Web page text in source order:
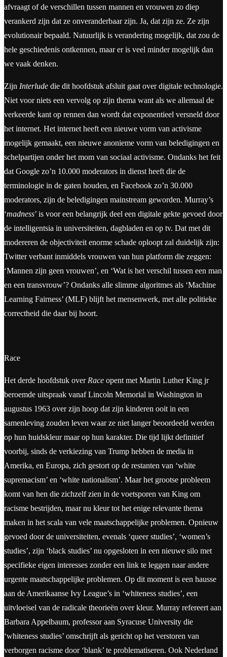
afvraagt of de verschillen tussen mannen en vrouwen zo diep
verankerd zijn dat ze onveranderbaar zijn. Ja, dat zijn ze. Ze zijn
evolutionair bepaald. Natuurlijk is verandering mogelijk, dat zou de
hele geschiedenis ontkennen, maar er is veel minder mogelijk dan
we vaak denken.
Zijn Interlude die dit hoofdstuk afsluit gaat over digitale technologie.
Niet voor niets een vervolg op zijn thema want als we allemaal de
verkeerde kant op rennen dan wordt dat exponentieel versneld door
het internet. Het internet heeft een nieuwe vorm van activisme
mogelijk gemaakt, een nieuwe anonieme vorm van beledigingen en
schelpartijen onder het mom van sociaal activisme. Ondanks het feit
dat Google zo’n 10.000 moderators in dienst heeft die de
terminologie in de gaten houden, en Facebook zo’n 30.000
moderators, zijn de beledigingen mainstream geworden. Murray’s
‘madness’ is voor een belangrijk deel een digitale gekte gevoed door
de intelligentsia in universiteiten, dagbladen en op tv. Dat met dit
modereren de objectiviteit enorme schade oploopt zal duidelijk zijn:
Twitter verbant inmiddels vrouwen van hun platform die zeggen:
‘Mannen zijn geen vrouwen’, en ‘Wat is het verschil tussen een man
en een transvrouw’? Ondanks alle slimme algoritmes als ‘Machine
Learning Fairness’ (MLF) blijft het mensenwerk, met alle politieke
correctheid die daar bij hoort.
Race
Het derde hoofdstuk over Race opent met Martin Luther King jr
beroemde uitspraak vanaf Lincoln Memorial in Washington in
augustus 1963 over zijn hoop dat zijn kinderen ooit in een
samenleving zouden leven waar ze niet langer beoordeeld werden
op hun huidskleur maar op hun karakter. Die tijd lijkt definitief
voorbij, sinds de verkiezing van Trump hebben de media in
Amerika, en Europa, zich gestort op de restanten van ‘white
supremacism’ en ‘white nationalism’. Maar het grootse probleem
komt van hen die zichzelf zien in de voetsporen van King om
racisme bestrijden, maar nu kleur tot het enige relevante thema
maken in het scala van vele maatschappelijke problemen. Opnieuw
gevoed door de universiteiten, evenals ‘queer studies’, ‘women’s
studies’, zijn ‘black studies’ nu opgesloten in een nieuwe silo met
specifieke eigen interesses zonder een link te leggen naar andere
urgente maatschappelijke problemen. Op dit moment is een hausse
aan de Amerikaanse Ivy League’s in ‘whiteness studies’, een
uitvloeisel van de radicale theorieën over kleur. Murray refereert aan
Barbara Appelbaum, professor aan Syracuse University die
‘whiteness studies’ omschrijft als gericht op het verstoren van
verborgen racisme door ‘blank’ te problematiseren. Ook Nederland